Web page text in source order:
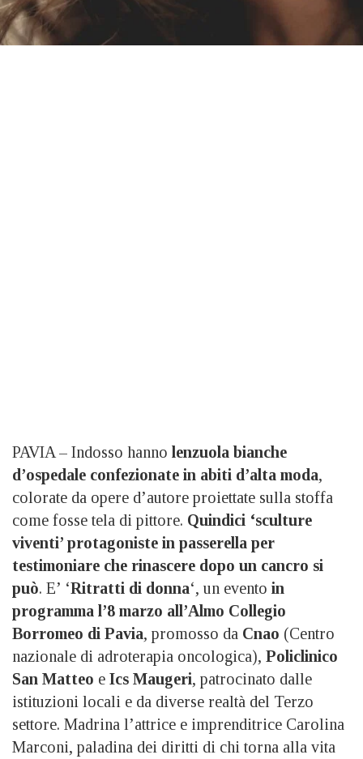
PAVIA – Indosso hanno lenzuola bianche
d’ospedale confezionate in abiti d’alta moda,
colorate da opere d’autore proiettate sulla stoffa
come fosse tela di pittore. Quindici ‘sculture
viventi’ protagoniste in passerella per
testimoniare che rinascere dopo un cancro si
può. E’ ‘Ritratti di donna‘, un evento in
programma l’8 marzo all’Almo Collegio
Borromeo di Pavia, promosso da Cnao (Centro
nazionale di adroterapia oncologica), Policlinico
San Matteo e Ics Maugeri, patrocinato dalle
istituzioni locali e da diverse realtà del Terzo
settore. Madrina l’attrice e imprenditrice Carolina
Marconi, paladina dei diritti di chi torna alla vita